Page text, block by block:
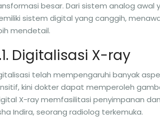
besar. Dari sistem analog awal
sistem digital yang canggih,
mendetail.
Digitalisasi X-ray
telah mempengaruhi banyak
kini dokter dapat memperoleh
X-ray memfasilitasi penyimpanan
Indira, seorang radiolog terkemuka.